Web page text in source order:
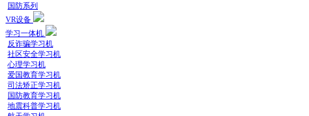
国防系列
VR设备
学习一体机
反诈骗学习机
社区安全学习机
心理学习机
爱国教育学习机
司法矫正学习机
国防教育学习机
地震科普学习机